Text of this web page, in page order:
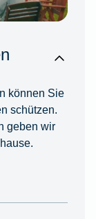
können Sie
schützen.
geben wir